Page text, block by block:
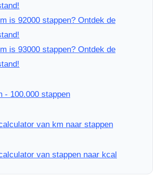
is 92000 stappen? Ontdek de
is 93000 stappen? Ontdek de
- 100.000 stappen
van km naar stappen
van stappen naar kcal